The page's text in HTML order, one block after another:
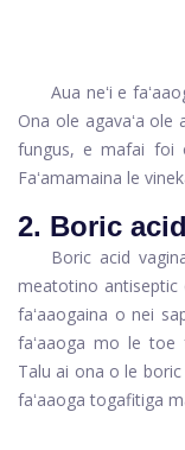
Aua neʻi e
Ona ole agavaʻa
fungus, e mafai foi
Faʻamamaina le
2. Boric acid
Boric acid
meatotino antiseptic
faʻaaogaina o nei
faʻaaoga mo le toe
Talu ai ona o le
faʻaaoga togafitiga